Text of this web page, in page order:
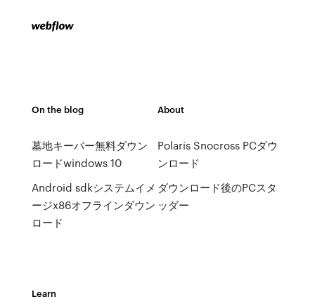
On the blog
墓地キーパー無料ダウン
ロードwindows 10
Android sdkシステムイメ
ージx86オフラインダウン
ロード
About
Polaris Snocross PCダウ
ンロード
ダウンロード後のPCスタ
ッダー
Learn